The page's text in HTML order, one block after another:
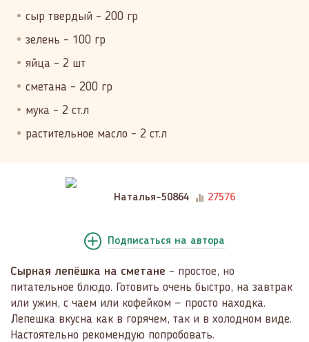
сыр твердый – 200 гр
зелень – 100 гр
яйца – 2 шт
сметана – 200 гр
мука – 2 ст.л
растительное масло – 2 ст.л
Наталья-50864 27576
Подписаться на автора
Сырная лепёшка на сметане – простое, но
питательное блюдо. Готовить очень быстро, на завтрак
или ужин, с чаем или кофейком — просто находка.
Лепешка вкусна как в горячем, так и в холодном виде.
Настоятельно рекомендую попробовать.